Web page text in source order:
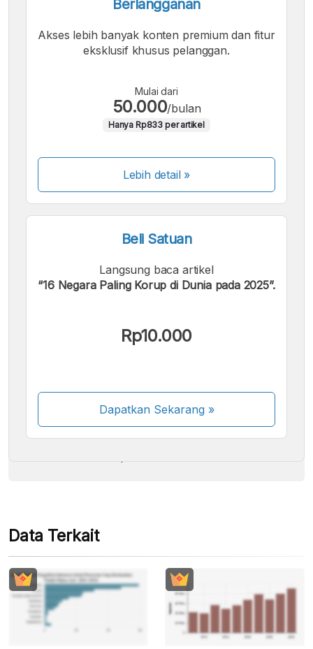
Berlangganan
Akses lebih banyak konten premium dan fitur
eksklusif khusus pelanggan.
Mulai dari
50.000/bulan
Hanya Rp833 per artikel
Lebih detail »
Beli Satuan
Langsung baca artikel
“16 Negara Paling Korup di Dunia pada 2025”.
Rp10.000
Dapatkan Sekarang»
Kami menerima pembayaran berikut:
Beberapa metode pembayaran masih dalam
Data Terkait